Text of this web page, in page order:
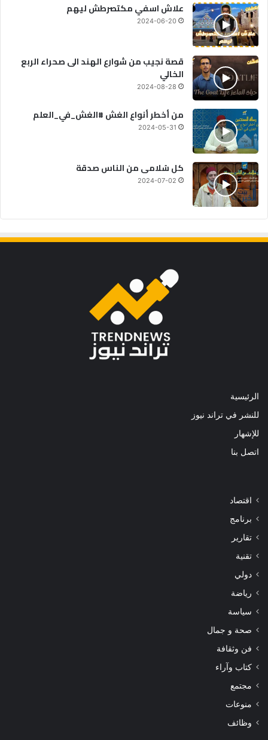
علاش اسفي مكتصرطش ليهم
2024-06-20
قصة نجيب من شوارع الهند الى صحراء الربع
الخالي
2024-08-28
من أخطر أنواع الغش #الغش_في_العلم
2024-05-31
كل سُلامى من الناس صدقة
2024-07-02
الرئيسية
للنشر في تراند نيوز
للإشهار
اتصل بنا
اقتصاد
برنامج
تقارير
تقنية
دولي
رياضة
سياسة
صحة و جمال
فن وثقافة
كتاب وآراء
مجتمع
منوعات
وظائف